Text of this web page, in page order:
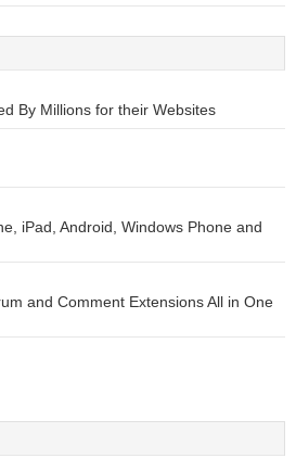
By Millions for their Websites
iPad, Android, Windows Phone and
and Comment Extensions All in One